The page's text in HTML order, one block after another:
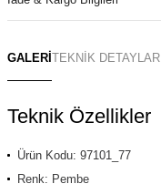
GALERİ TEKNİK DETAYLAR
Teknik Özellikler
Ürün Kodu: 97101_77
Renk: Pembe